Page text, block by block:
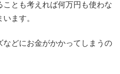
とも考えれば何万円も使わな
ます。
などにお金がかかってしまうの